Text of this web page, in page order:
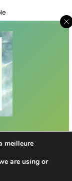
meilleure
are using or